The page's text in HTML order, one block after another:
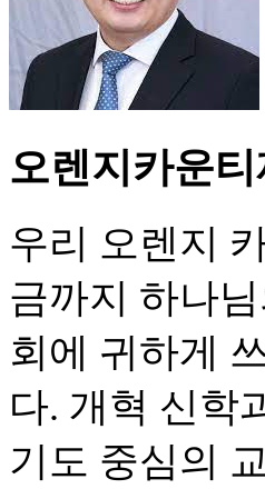
오렌지카운
우리 오렌지
금까지 하나
회에 귀하게
다. 개혁 신학
기도 중심의